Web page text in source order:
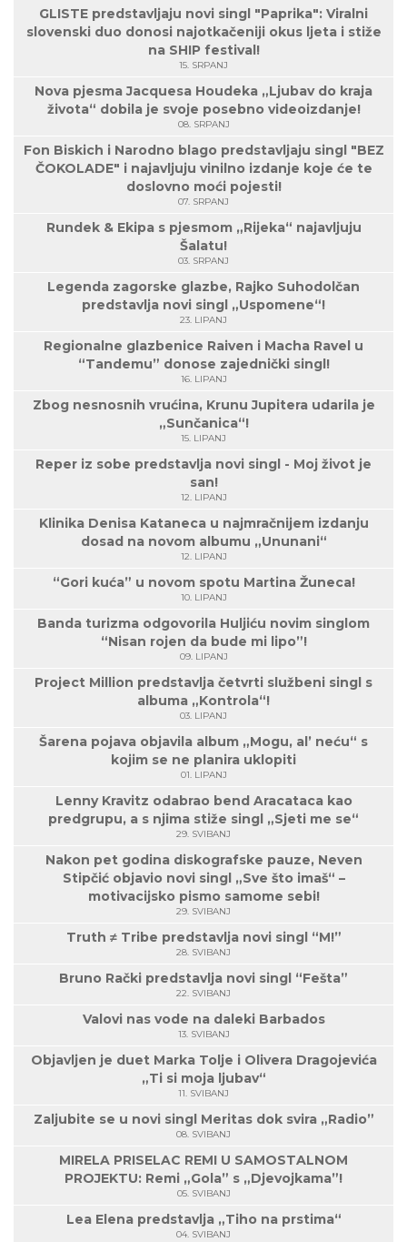
GLISTE predstavljaju novi singl "Paprika": Viralni
slovenski duo donosi najotkačeniji okus ljeta i stiže
na SHIP festival!
15. SRPANJ
Nova pjesma Jacquesa Houdeka „Ljubav do kraja
života“ dobila je svoje posebno videoizdanje!
08. SRPANJ
Fon Biskich i Narodno blago predstavljaju singl "BEZ
ČOKOLADE" i najavljuju vinilno izdanje koje će te
doslovno moći pojesti!
07. SRPANJ
Rundek & Ekipa s pjesmom „Rijeka“ najavljuju
Šalatu!
03. SRPANJ
Legenda zagorske glazbe, Rajko Suhodolčan
predstavlja novi singl „Uspomene“!
23. LIPANJ
Regionalne glazbenice Raiven i Macha Ravel u
“Tandemu” donose zajednički singl!
16. LIPANJ
Zbog nesnosnih vrućina, Krunu Jupitera udarila je
„Sunčanica“!
15. LIPANJ
Reper iz sobe predstavlja novi singl - Moj život je
san!
12. LIPANJ
Klinika Denisa Kataneca u najmračnijem izdanju
dosad na novom albumu „Ununani“
12. LIPANJ
“Gori kuća” u novom spotu Martina Žuneca!
10. LIPANJ
Banda turizma odgovorila Huljiću novim singlom
“Nisan rojen da bude mi lipo”!
09. LIPANJ
Project Million predstavlja četvrti službeni singl s
albuma „Kontrola“!
03. LIPANJ
Šarena pojava objavila album „Mogu, al’ neću“ s
kojim se ne planira uklopiti
01. LIPANJ
Lenny Kravitz odabrao bend Aracataca kao
predgrupu, a s njima stiže singl „Sjeti me se“
29. SVIBANJ
Nakon pet godina diskografske pauze, Neven
Stipčić objavio novi singl „Sve što imaš“ –
motivacijsko pismo samome sebi!
29. SVIBANJ
Truth ≠ Tribe predstavlja novi singl “M!”
28. SVIBANJ
Bruno Rački predstavlja novi singl “Fešta”
22. SVIBANJ
Valovi nas vode na daleki Barbados
13. SVIBANJ
Objavljen je duet Marka Tolje i Olivera Dragojevića
„Ti si moja ljubav“
11. SVIBANJ
Zaljubite se u novi singl Meritas dok svira „Radio”
08. SVIBANJ
MIRELA PRISELAC REMI U SAMOSTALNOM
PROJEKTU: Remi „Gola” s „Djevojkama”!
05. SVIBANJ
Lea Elena predstavlja „Tiho na prstima“
04. SVIBANJ